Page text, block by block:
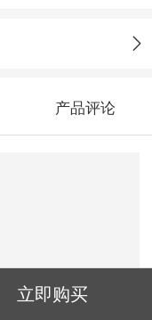
产品评论
立即购买